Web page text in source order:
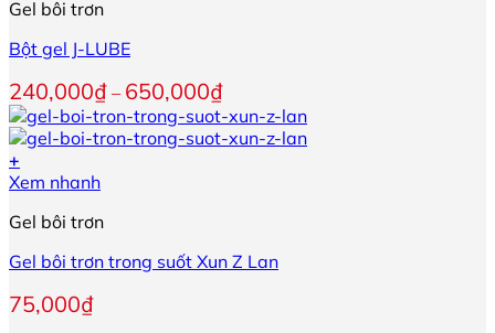
thể
được
chọn
trên
trang
sản
phẩm
này
nhiều
biến
thể.
Các
tùy
chọn
có
thể
được
chọn
trên
trang
sản
Gel bôi trơn
Bột gel J-LUBE
240,000₫ – 650,000₫Khoảng
giá:
từ
240,000₫
+
Sản
này
nhiều
thể.
Xem nhanh
Gel bôi trơn
Gel bôi trơn trong suốt Xun Z Lan
75,000₫